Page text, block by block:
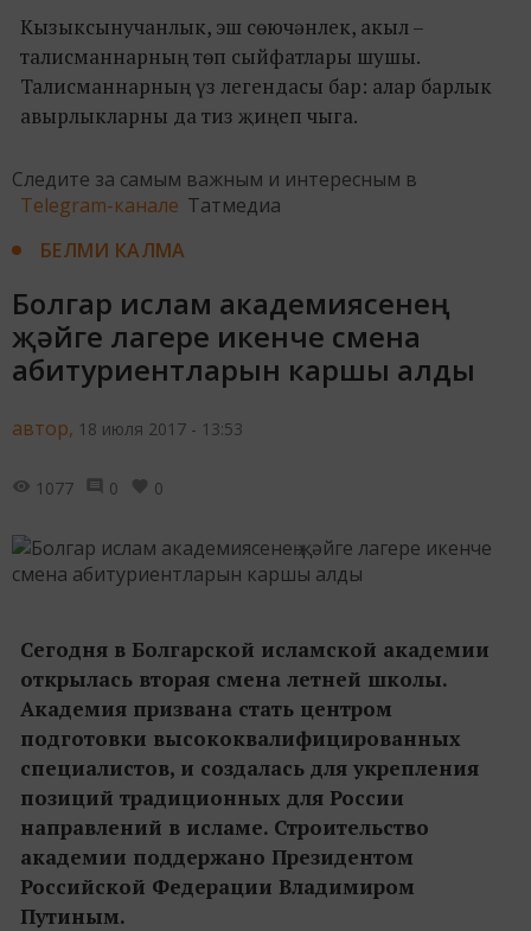
Кызыксынучанлык, эш сөючәнлек, акыл –
талисманнарның төп сыйфатлары шушы.
Талисманнарның үз легендасы бар: алар барлык
авырлыкларны да тиз җиңеп чыга.
Следите за самым важным и интересным в
Telegram-канале Татмедиа
БЕЛМИ КАЛМА
Болгар ислам академиясенең
җәйге лагере икенче смена
абитуриентларын каршы алды
автор, 18 июля 2017 - 13:53
1077 0 0
Сегодня в Болгарской исламской академии
открылась вторая смена летней школы.
Академия призвана стать центром
подготовки высококвалифицированных
специалистов, и создалась для укрепления
позиций традиционных для России
направлений в исламе. Строительство
академии поддержано Президентом
Российской Федерации Владимиром
Путиным.